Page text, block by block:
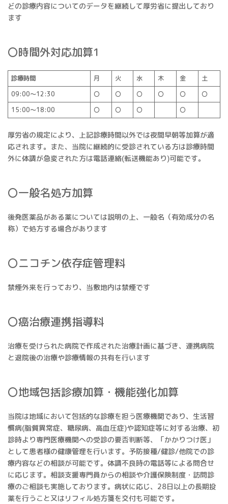
どの診療内容についてのデータを継続して厚労省に提出しており
ます
〇時間外対応加算1
診療時間 月 火 水 木 金
土
09:00～12:30
〇 〇 〇 〇 〇
〇
15:00～18:00
〇 〇 〇 〇
厚労省の規定により、上記診療時間以外では夜間早朝等加算が適
応されます。また、当院に継続的に受診されている方は診療時間
外に体調が急変された方は電話連絡(転送機能あり)可能です。
〇一般名処方加算
後発医薬品がある薬については説明の上、一般名（有効成分の名
称）で処方する場合があります
〇ニコチン依存症管理料
禁煙外来を行っており、当敷地内は禁煙です
〇癌治療連携指導料
治療を受けられた病院で作成された治療計画に基づき、連携病院
と退院後の治療や診療情報の共有を行います
〇地域包括診療加算・機能強化加算
当院は地域において包括的な診療を担う医療機関であり、生活習
慣病(脂質異常症、糖尿病、高血圧症)や認知症等に対する治療、初
診時より専門医療機関への受診の要否判断等、「かかりつけ医」
として患者様の健康管理を行います。予防接種/健診/他院での診
療内容などの相談が可能です。体調不良時の電話等による問合せ
に応じます。相談支援専門員からの相談や介護保険制度・訪問診
療のご相談も実施しております。病状に応じ、28日以上の長期投
薬を行うこと又はリフィル処方箋を交付も可能です。